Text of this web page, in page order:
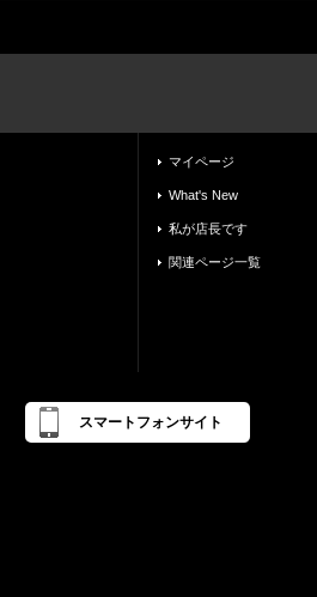
マイページ
What's New
私が店長です
関連ページ一覧
スマートフォンサイト